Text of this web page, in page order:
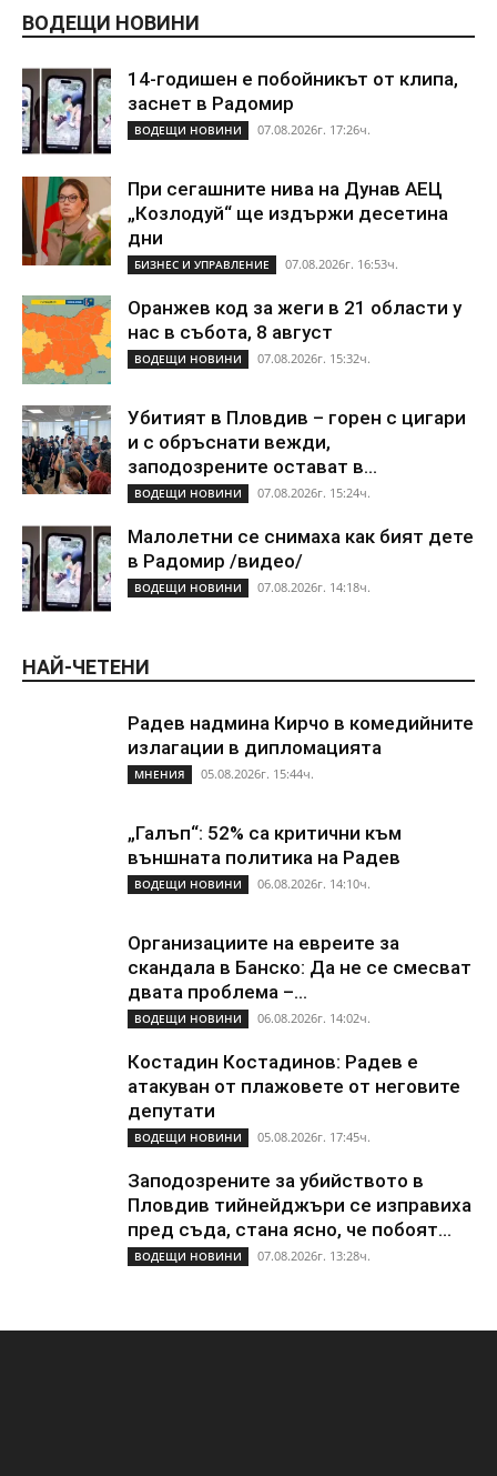
ВОДЕЩИ НОВИНИ
14-годишен е побойникът от клипа,
заснет в Радомир
ВОДЕЩИ НОВИНИ 07.08.2026г. 17:26ч.
При сегашните нива на Дунав АЕЦ
„Козлодуй“ ще издържи десетина
дни
БИЗНЕС И УПРАВЛЕНИЕ 07.08.2026г. 16:53ч.
Оранжев код за жеги в 21 области у
нас в събота, 8 август
ВОДЕЩИ НОВИНИ 07.08.2026г. 15:32ч.
Убитият в Пловдив – горен с цигари
и с обръснати вежди,
заподозрените остават в...
ВОДЕЩИ НОВИНИ 07.08.2026г. 15:24ч.
Малолетни се снимаха как бият дете
в Радомир /видео/
ВОДЕЩИ НОВИНИ 07.08.2026г. 14:18ч.
НАЙ-ЧЕТЕНИ
Радев надмина Кирчо в комедийните
излагации в дипломацията
МНЕНИЯ 05.08.2026г. 15:44ч.
„Галъп“: 52% са критични към
външната политика на Радев
ВОДЕЩИ НОВИНИ 06.08.2026г. 14:10ч.
Организациите на евреите за
скандала в Банско: Да не се смесват
двата проблема –...
ВОДЕЩИ НОВИНИ 06.08.2026г. 14:02ч.
Костадин Костадинов: Радев е
атакуван от плажoвете от неговите
депутати
ВОДЕЩИ НОВИНИ 05.08.2026г. 17:45ч.
Заподозрените за убийството в
Пловдив тийнейджъри се изправиха
пред съда, стана ясно, че побоят...
ВОДЕЩИ НОВИНИ 07.08.2026г. 13:28ч.